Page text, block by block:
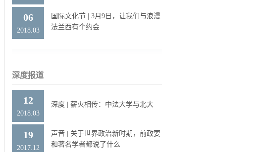
06
2018.03
国际文化节 | 3月9日，让我们与浪漫
法兰西有个约会
深度报道
12
2018.03
深度 | 薪火相传：中法大学与北大
19
2017.12
声音 | 关于世界政治新时期，前政要
和著名学者都说了什么